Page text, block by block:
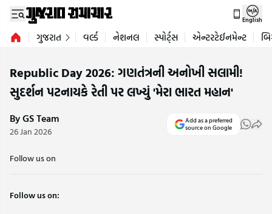
English
ગુજરાત વર્લ્ડ નેશનલ સ્પોર્ટ્સ એન્ટરટેઈનમેન્ટ
Republic Day 2026: ગણતંત્રની અનોખી સલામી!
સુદર્શન પટનાયકે રેતી પર લખ્યું 'મેરા ભારત મહાન'
By GS Team
26 Jan 2026
Add as a preferred
source on Google
Follow us on
Follow us on: